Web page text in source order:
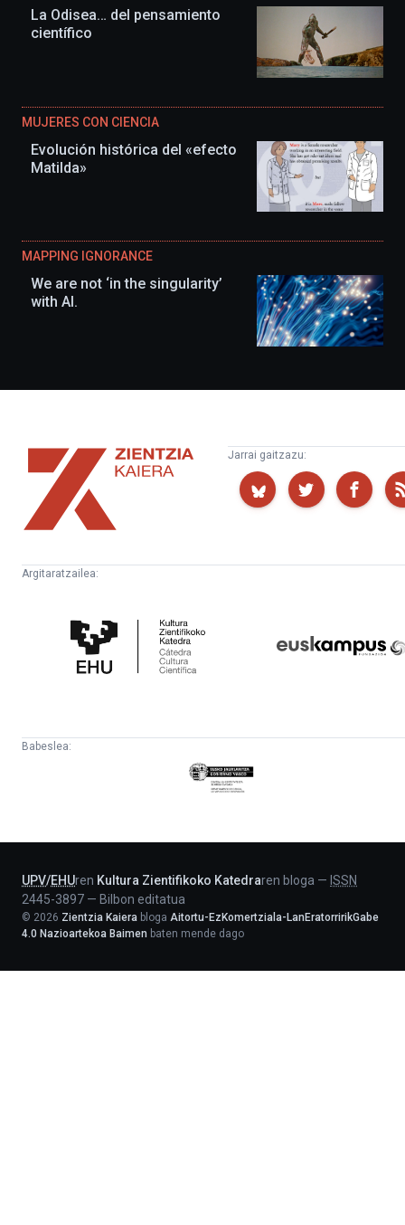
La Odisea… del pensamiento
científico
MUJERES CON CIENCIA
Evolución histórica del «efecto
Matilda»
MAPPING IGNORANCE
We are not ‘in the singularity’
with AI.
Zientzia
Kaiera
Jarrai gaitzazu:
Argitaratzailea:
Zientifikoko
Katedra
Babeslea:
Eusko
Jaurlaritza
UPV/EHUren Kultura Zientifikoko Katedraren bloga — ISSN
2445-3897 — Bilbon editatua
© 2026 Zientzia Kaiera bloga Aitortu-EzKomertziala-LanEratorririkGabe
4.0 Nazioartekoa Baimen baten mende dago